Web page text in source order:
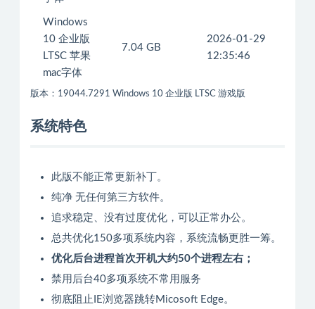
Windows
10 企业版
LTSC 苹果
mac字体
7.04 GB
2026-01-29
12:35:46
版本：19044.7291 Windows 10 企业版 LTSC 游戏版
系统特色
此版不能正常更新补丁。
纯净 无任何第三方软件。
追求稳定、没有过度优化，可以正常办公。
总共优化150多项系统内容，系统流畅更胜一筹。
优化后台进程首次开机大约50个进程左右；
禁用后台40多项系统不常用服务
彻底阻止IE浏览器跳转Micosoft Edge。